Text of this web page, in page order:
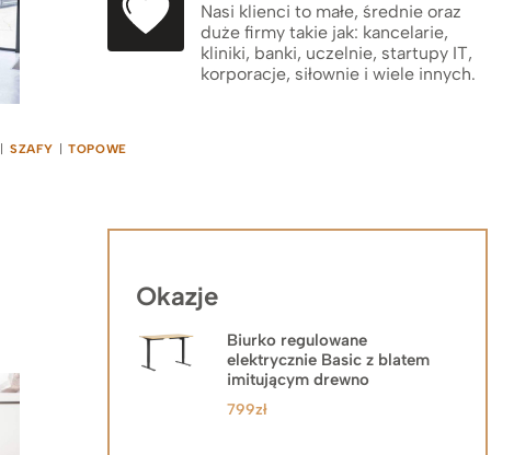
SZAFY
TOPOWE
Nasi klienci to małe, średnie oraz
duże firmy takie jak: kancelarie,
kliniki, banki, uczelnie, startupy IT,
korporacje, siłownie i wiele innych.
Okazje
Biurko regulowane
elektrycznie Basic z blatem
imitującym drewno
799zł